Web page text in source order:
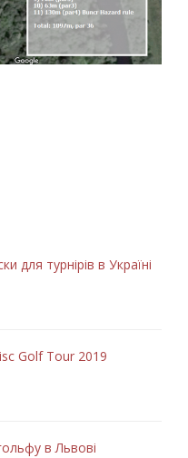
для турнірів в Україні
Golf Tour 2019
в Львові